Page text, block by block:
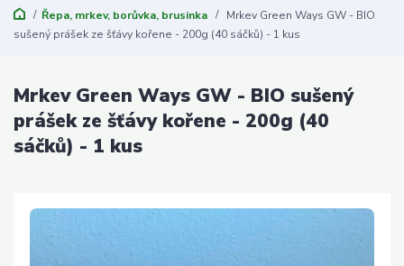
Řepa, mrkev, borůvka, brusinka
Mrkev Green Ways GW - BIO
sušený prášek ze šťávy kořene - 200g (40 sáčků) - 1 kus
Mrkev Green Ways GW - BIO sušený
prášek ze šťávy kořene - 200g (40
sáčků) - 1 kus